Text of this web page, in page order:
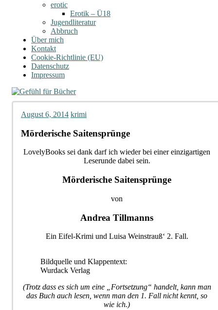
erotic
Erotik – Ü18
Jugendliteratur
Abbruch
Über mich
Kontakt
Cookie-Richtlinie (EU)
Datenschutz
Impressum
August 6, 2014 krimi
Mörderische Saitensprünge
LovelyBooks sei dank darf ich wieder bei einer einzigartigen
Leserunde dabei sein.
Mörderische Saitensprünge
von
Andrea Tillmanns
Ein Eifel-Krimi und Luisa Weinstrauß‘ 2. Fall.
Bildquelle und Klappentext:
Wurdack Verlag
(Trotz dass es sich um eine „Fortsetzung“ handelt, kann man
das Buch auch lesen, wenn man den 1. Fall nicht kennt, so
wie ich.)